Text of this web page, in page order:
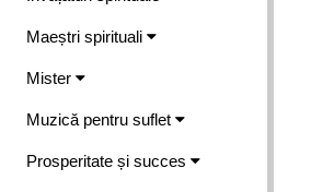
Maeștri spirituali
Mister
Muzică pentru suflet
Prosperitate și succes